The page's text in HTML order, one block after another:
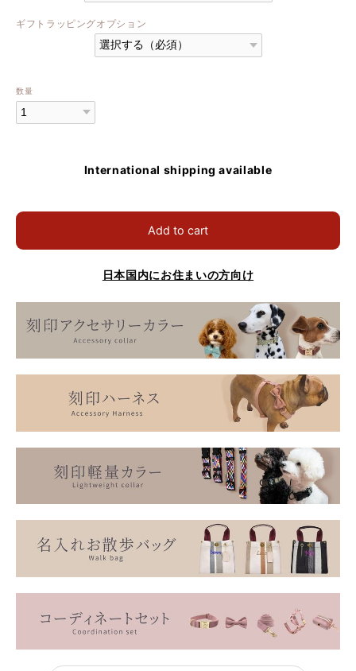
ギフトラッピングオプション
数量
International shipping available
Add to cart
日本国内にお住まいの方向け